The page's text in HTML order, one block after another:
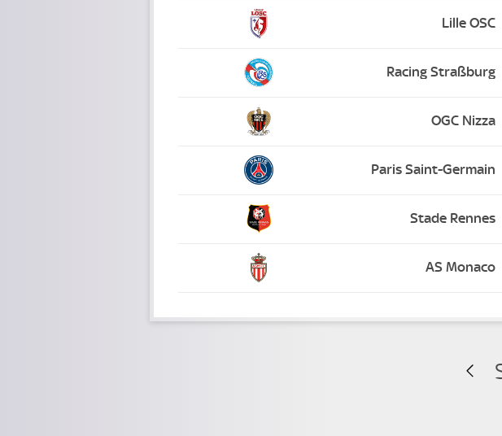
Lille OSC
Racing Straßburg
OGC Nizza
Paris Saint-Germain
Stade Rennes
AS Monaco